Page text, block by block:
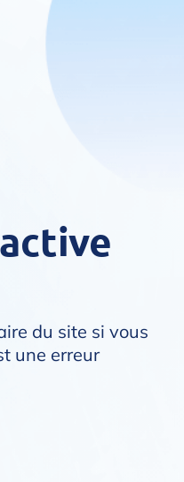
du site si vous
une erreur